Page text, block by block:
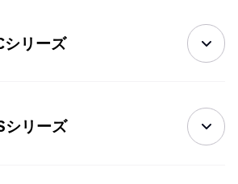
シリーズ
シリーズ